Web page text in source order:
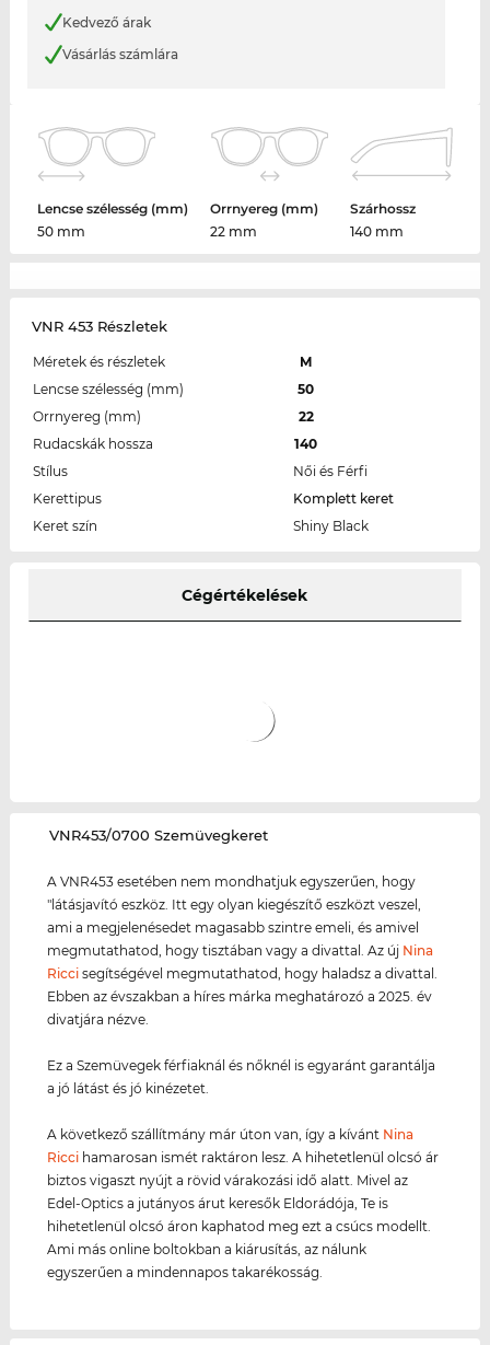
Kedvező árak
Vásárlás számlára
Lencse szélesség (mm)
50 mm
Orrnyereg (mm)
22 mm
Szárhossz
140 mm
VNR 453 Részletek
Méretek és részletek
M
Lencse szélesség (mm)
50
Orrnyereg (mm)
22
Rudacskák hossza
140
Stílus
Női és Férfi
Kerettipus
Komplett keret
Keret szín
Shiny Black
Cégértékelések
‌VNR453/0700 Szemüvegkeret
A VNR453 esetében nem mondhatjuk egyszerűen, hogy
"látásjavító eszköz. Itt egy olyan kiegészítő eszközt veszel,
ami a megjelenésedet magasabb szintre emeli, és amivel
megmutathatod, hogy tisztában vagy a divattal. Az új Nina
Ricci segítségével megmutathatod, hogy haladsz a divattal.
Ebben az évszakban a híres márka meghatározó a 2025. év
divatjára nézve.
Ez a Szemüvegek férfiaknál és nőknél is egyaránt garantálja
a jó látást és jó kinézetet.
A következő szállítmány már úton van, így a kívánt Nina
Ricci hamarosan ismét raktáron lesz. A hihetetlenül olcsó ár
biztos vigaszt nyújt a rövid várakozási idő alatt. Mivel az
Edel-Optics a jutányos árut keresők Eldorádója, Te is
hihetetlenül olcsó áron kaphatod meg ezt a csúcs modellt.
Ami más online boltokban a kiárusítás, az nálunk
egyszerűen a mindennapos takarékosság.